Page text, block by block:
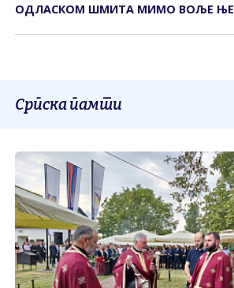
ОДЛАСКОМ ШМИТА МИМО ВОЉЕ
Српска памти